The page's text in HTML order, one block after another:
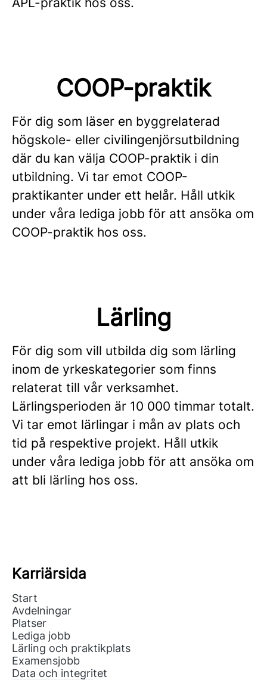
COOP-praktik
För dig som läser en byggrelaterad
högskole- eller civilingenjörsutbildning
där du kan välja COOP-praktik i din
utbildning. Vi tar emot COOP-
praktikanter under ett helår. Håll utkik
under våra lediga jobb för att ansöka om
COOP-praktik hos oss.
Lärling
För dig som vill utbilda dig som lärling
inom de yrkeskategorier som finns
relaterat till vår verksamhet.
Lärlingsperioden är 10 000 timmar totalt.
Vi tar emot lärlingar i mån av plats och
tid på respektive projekt. Håll utkik
under våra lediga jobb för att ansöka om
att bli lärling hos oss.
Karriärsida
Start
Avdelningar
Platser
Lediga jobb
Lärling och praktikplats
Examensjobb
Data och integritet